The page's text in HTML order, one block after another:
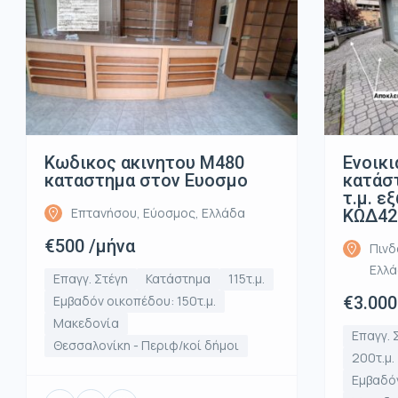
Κωδικος ακινητου Μ480
καταστημα στον Ευοσμο
Επτανήσου, Εύοσμος, Ελλάδα
€500 /μήνα
Επαγγ. Στέγη Κατάστημα
115τ.μ.
Εμβαδόν οικοπέδου: 150τ.μ.
Μακεδονία
Θεσσαλονίκη - Περιφ/κοί δήμοι
τ.μ.
Επαγγ.
200τ.μ.